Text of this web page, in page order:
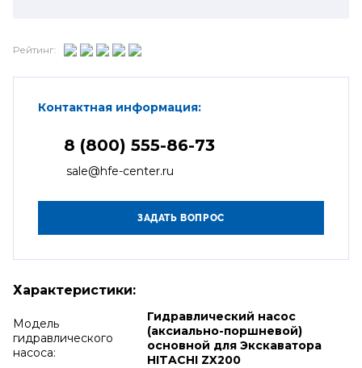
Рейтинг:
Контактная информация:
8 (800) 555-86-73
sale@hfe-center.ru
Характеристики:
Модель
гидравлического
насоса:
Гидравлический насос
(аксиально-поршневой)
основной для Экскаватора
HITACHI ZX200